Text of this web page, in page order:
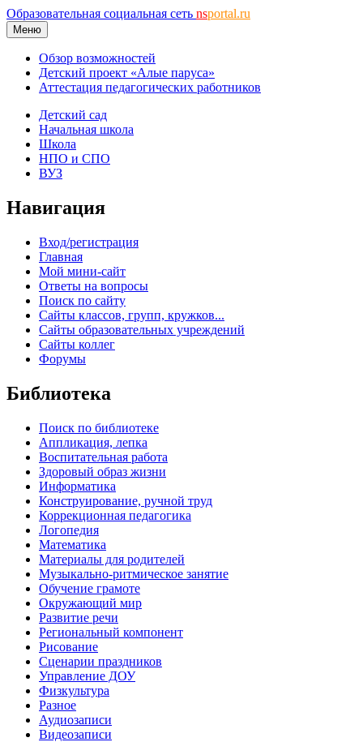
Образовательная социальная сеть nsportal.ru
Меню
Обзор возможностей
Детский проект «Алые паруса»
Аттестация педагогических работников
Детский сад
Начальная школа
Школа
НПО и СПО
ВУЗ
Навигация
Вход/регистрация
Главная
Мой мини-сайт
Ответы на вопросы
Поиск по сайту
Сайты классов, групп, кружков...
Сайты образовательных учреждений
Сайты коллег
Форумы
Библиотека
Поиск по библиотеке
Аппликация, лепка
Воспитательная работа
Здоровый образ жизни
Информатика
Конструирование, ручной труд
Коррекционная педагогика
Логопедия
Математика
Материалы для родителей
Музыкально-ритмическое занятие
Обучение грамоте
Окружающий мир
Развитие речи
Региональный компонент
Рисование
Сценарии праздников
Управление ДОУ
Физкультура
Разное
Аудиозаписи
Видеозаписи